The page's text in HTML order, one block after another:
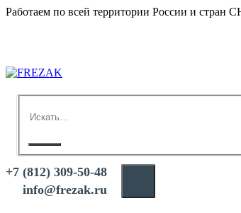
Работаем по всей территории России и стран
+7 (812) 309-50-48
info@frezak.ru